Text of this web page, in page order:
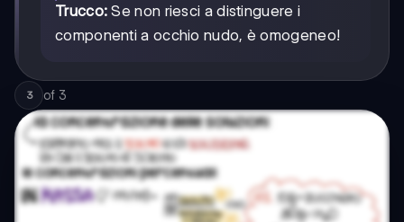
Trucco: Se non riesci a distinguere i
componenti a occhio nudo, è omogeneo!
3 of 3